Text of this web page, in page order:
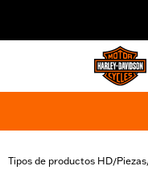
Tipos de productos HD/Piezas